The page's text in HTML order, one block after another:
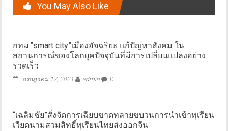
You May Also Like
กทม.”smart city”เมืองอัจฉริยะ แก้ปัญหาสังคม ใน
สถานการณ์ของโลกยุคปัจจุบันที่มีการเปลี่ยนแปลงอย่าง
รวดเร็ว
กรกฎาคม 17, 2021 admin 0
“เฉลิมชัย”สั่งจัดการเฉียบขาดทลายขบวนการนำเข้าทุเรียน
เวียดนามสวมสิทธิ์ทุเรียนไทยส่งออกจีน